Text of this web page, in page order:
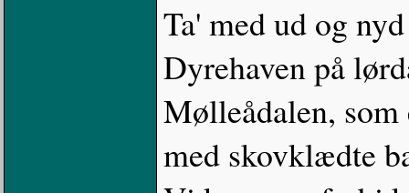
Ta' med ud og
Dyrehaven på
Mølleådalen, som
med skovklædte